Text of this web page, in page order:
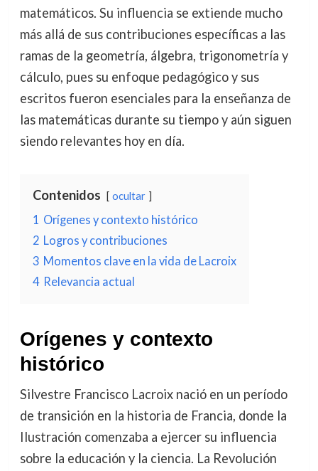
matemáticos. Su influencia se extiende mucho
más allá de sus contribuciones específicas a las
ramas de la geometría, álgebra, trigonometría y
cálculo, pues su enfoque pedagógico y sus
escritos fueron esenciales para la enseñanza de
las matemáticas durante su tiempo y aún siguen
siendo relevantes hoy en día.
Contenidos ocultar
1 Orígenes y contexto histórico
2 Logros y contribuciones
3 Momentos clave en la vida de Lacroix
4 Relevancia actual
Orígenes y contexto
histórico
Silvestre Francisco Lacroix nació en un período
de transición en la historia de Francia, donde la
Ilustración comenzaba a ejercer su influencia
sobre la educación y la ciencia. La Revolución